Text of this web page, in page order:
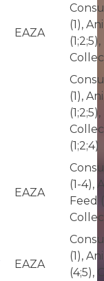
EAZA
(1),
(1;2;5),
(1),
(1;2;5),
(1;2;4)
EAZA
(1-4),
Feed
EAZA
(1),
(4;5),